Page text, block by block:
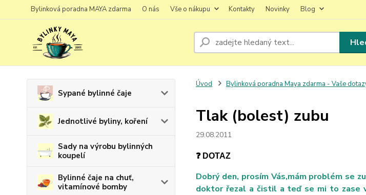
Bylinková poradna MAYA zdarma O nás Vše o nákupu Kontakty Novinky Blog
Sypané bylinné čaje
Jednotlivé byliny, koření
Sady na výrobu bylinných
koupelí
Bylinné čaje na chuť,
vitamínové bomby
Úvod Bylinková poradna Maya zdarma - Vaše
Tlak (bolest) zubu
29.08.2011
❓ DOTAZ
Dobrý den, prosím Vás,mám problém se
doktor řezal a čistil a teď se mi to zase